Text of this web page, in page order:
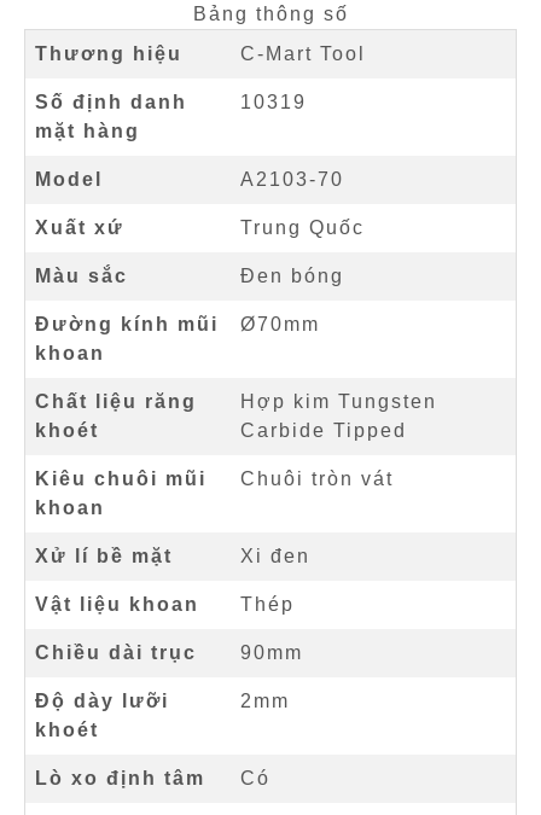
Bảng thông số
Thương hiệu
C-Mart Tool
Số định danh
mặt hàng
10319
Model A2103-70
Xuất xứ Trung Quốc
Màu sắc Đen bóng
Đường kính mũi
khoan
Ø70mm
Chất liệu răng
khoét
Hợp kim Tungsten
Carbide Tipped
Kiêu chuôi mũi
khoan
Chuôi tròn vát
Xử lí bề mặt Xi đen
Vật liệu khoan Thép
Chiều dài trục 90mm
Độ dày lưỡi
khoét
2mm
Lò xo định tâm Có